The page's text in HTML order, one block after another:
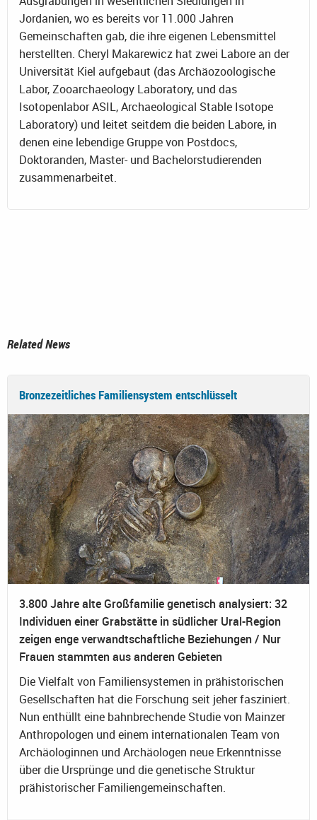
Jordanien, wo es bereits vor 11.000 Jahren
Gemeinschaften gab, die ihre eigenen Lebensmittel
herstellten. Cheryl Makarewicz hat zwei Labore an der
Universität Kiel aufgebaut (das Archäozoologische
Labor, Zooarchaeology Laboratory, und das
Isotopenlabor ASIL, Archaeological Stable Isotope
Laboratory) und leitet seitdem die beiden Labore, in
denen eine lebendige Gruppe von Postdocs,
Doktoranden, Master- und Bachelorstudierenden
zusammenarbeitet.
Related News
Bronzezeitliches Familiensystem entschlüsselt
3.800 Jahre alte Großfamilie genetisch analysiert: 32
Individuen einer Grabstätte in südlicher Ural-Region
zeigen enge verwandtschaftliche Beziehungen / Nur
Frauen stammten aus anderen Gebieten
Die Vielfalt von Familiensystemen in prähistorischen
Gesellschaften hat die Forschung seit jeher fasziniert.
Nun enthüllt eine bahnbrechende Studie von Mainzer
Anthropologen und einem internationalen Team von
Archäologinnen und Archäologen neue Erkenntnisse
über die Ursprünge und die genetische Struktur
prähistorischer Familiengemeinschaften.